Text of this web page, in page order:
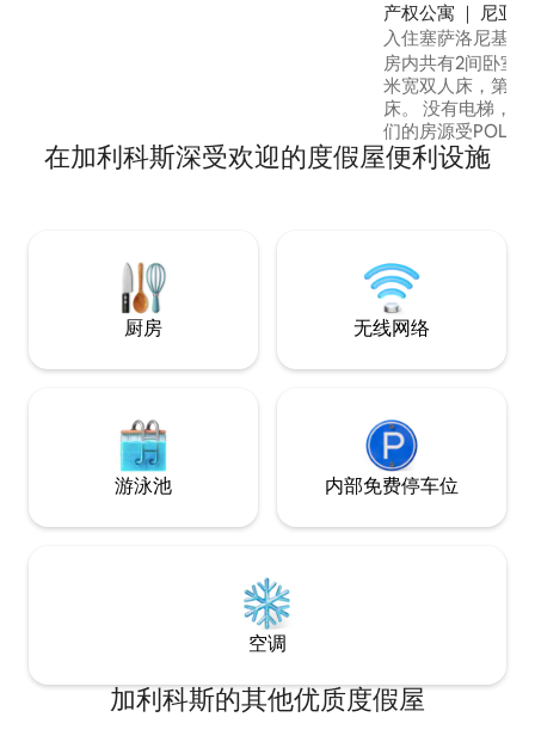
产权公寓 ｜ 尼亚
入住塞萨洛尼基，
网
房内共有2间卧室
米宽双人床，第二
床。 没有电梯，您可以走几步到夹层。 我
们的房源受
短期租赁）的约束
提供纳税人识别
在加利科斯深受欢迎的度假屋便利设施
厨房 无线网络
游泳池 内部免费停车位
空调
加利科斯的其他优质度假屋